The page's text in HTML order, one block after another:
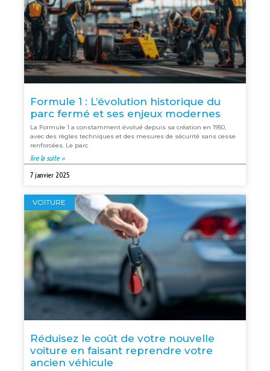
Formule 1 : L’évolution historique du
parc fermé et ses enjeux modernes
La Formule 1 a constamment évolué depuis sa création en 1950,
avec des règles techniques et des mesures de sécurité sans cesse
renforcées. Le parc
lire la suite »
7 janvier 2025
VOITURE
Réduisez le coût de votre nouvelle
voiture en faisant reprendre votre
ancien véhicule